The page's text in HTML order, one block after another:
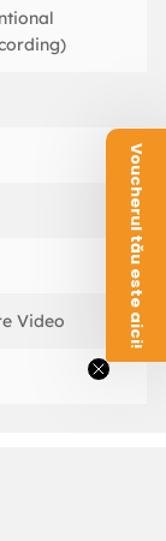
Video Voucherul tău este aici!